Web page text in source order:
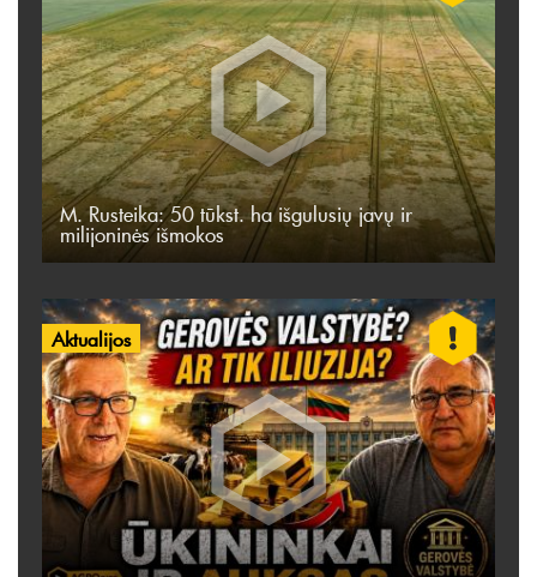
M. Rusteika: 50 tūkst. ha išgulusių javų ir
milijoninės išmokos
Aktualijos